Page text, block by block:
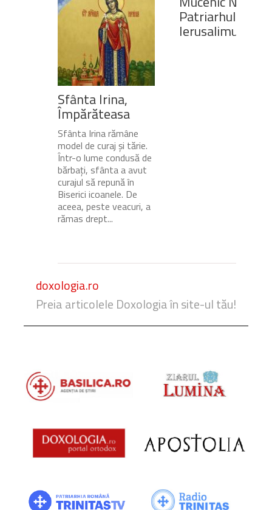
Sfânta Irina,
Împărăteasa
Sfânta Irina rămâne
model de curaj și tărie.
Într-o lume condusă de
bărbați, sfânta a avut
curajul să repună în
Biserici icoanele. De
aceea, peste veacuri, a
rămas drept...
Patriarhul
Ierusalimului
doxologia.ro
Preia articolele Doxologia în site-ul tău!